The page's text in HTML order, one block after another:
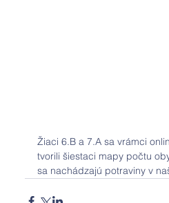
Žiaci 6.B a 7.A sa vrámci
tvorili šiestaci mapy počtu
sa nachádzajú potraviny v